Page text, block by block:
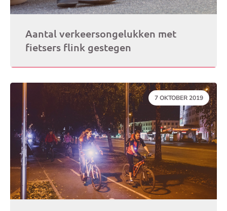
Aantal verkeersongelukken met
fietsers flink gestegen
DATUM:
7 OKTOBER 2019